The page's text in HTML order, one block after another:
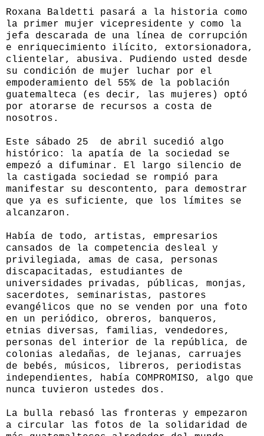
Roxana Baldetti pasará a la historia como
la primer mujer vicepresidente y como la
jefa descarada de una línea de corrupción
e enriquecimiento ilícito, extorsionadora,
clientelar, abusiva. Pudiendo usted desde
su condición de mujer luchar por el
empoderamiento del 55% de la población
guatemalteca (es decir, las mujeres) optó
por atorarse de recursos a costa de
nosotros.
Este sábado 25 de abril sucedió algo
histórico: la apatía de la sociedad se
empezó a difuminar. El largo silencio de
la castigada sociedad se rompió para
manifestar su descontento, para demostrar
que ya es suficiente, que los límites se
alcanzaron.
Había de todo, artistas, empresarios
cansados de la competencia desleal y
privilegiada, amas de casa, personas
discapacitadas, estudiantes de
universidades privadas, públicas, monjas,
sacerdotes, seminaristas, pastores
evangélicos que no se venden por una foto
en un periódico, obreros, banqueros,
etnias diversas, familias, vendedores,
personas del interior de la república, de
colonias aledañas, de lejanas, carruajes
de bebés, músicos, libreros, periodistas
independientes, había COMPROMISO, algo que
nunca tuvieron ustedes dos.
La bulla rebasó las fronteras y empezaron
a circular las fotos de la solidaridad de